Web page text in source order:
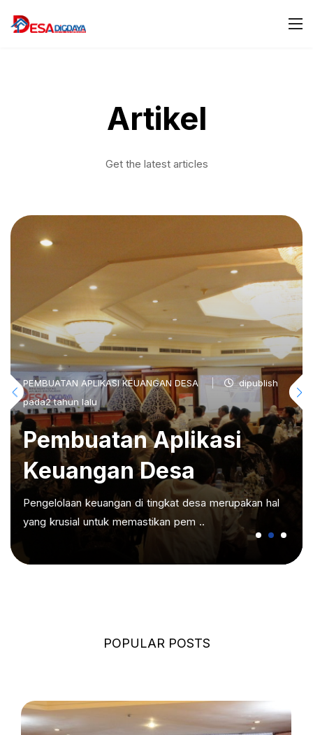
Artikel
Get the latest articles
PEMBUATAN APLIKASI KEUANGAN DESA
dipublish
pada2 tahun lalu
Pembuatan Aplikasi
Keuangan Desa
Pengelolaan keuangan di tingkat desa merupakan hal
yang krusial untuk memastikan pem ..
POPULAR POSTS